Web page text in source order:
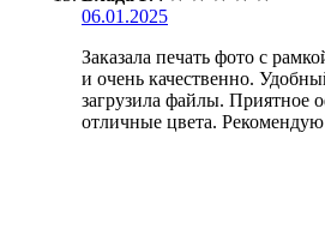
06.01.2025
Заказала печать фото с
и очень качественно.
загрузила файлы. Приятное
отличные цвета.